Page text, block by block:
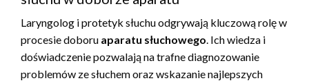
Laryngolog i protetyk słuchu odgrywają kluczową rolę w
procesie doboru aparatu słuchowego. Ich wiedza i
doświadczenie pozwalają na trafne diagnozowanie
problemów ze słuchem oraz wskazanie najlepszych